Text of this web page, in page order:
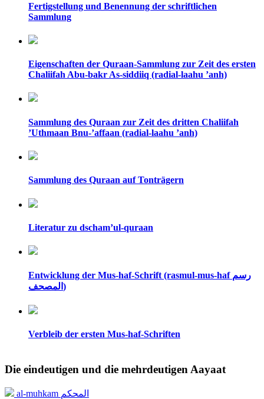
Fertigstellung und Benennung der schriftlichen
Sammlung
Eigenschaften der Quraan-Sammlung zur Zeit des ersten
Chaliifah Abu-bakr As-siddiiq (radial-laahu ’anh)
Sammlung des Quraan zur Zeit des dritten Chaliifah
’Uthmaan Bnu-’affaan (radial-laahu ’anh)
Sammlung des Quraan auf Tonträgern
Literatur zu dscham’ul-quraan
Entwicklung der Mus-haf-Schrift (rasmul-mus-haf رسم
المصحف)
Verbleib der ersten Mus-haf-Schriften
Die eindeutigen und die mehrdeutigen Aayaat
al-muhkam المحكم